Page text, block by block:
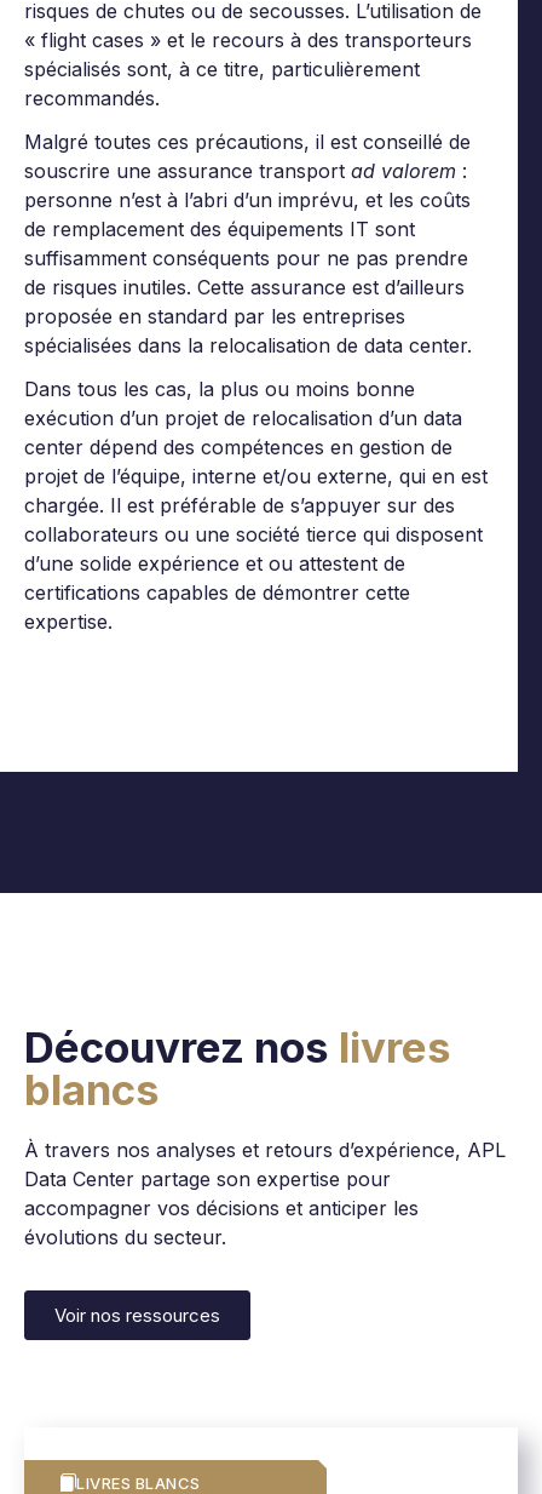
risques de chutes ou de secousses. L’utilisation de
« flight cases » et le recours à des transporteurs
spécialisés sont, à ce titre, particulièrement
recommandés.
Malgré toutes ces précautions, il est conseillé de
souscrire une assurance transport ad valorem :
personne n’est à l’abri d’un imprévu, et les coûts
de remplacement des équipements IT sont
suffisamment conséquents pour ne pas prendre
de risques inutiles. Cette assurance est d’ailleurs
proposée en standard par les entreprises
spécialisées dans la relocalisation de data center.
Dans tous les cas, la plus ou moins bonne
exécution d’un projet de relocalisation d’un data
center dépend des compétences en gestion de
projet de l’équipe, interne et/ou externe, qui en est
chargée. Il est préférable de s’appuyer sur des
collaborateurs ou une société tierce qui disposent
d’une solide expérience et ou attestent de
certifications capables de démontrer cette
expertise.
Découvrez nos livres
blancs
À travers nos analyses et retours d’expérience, APL
Data Center partage son expertise pour
accompagner vos décisions et anticiper les
évolutions du secteur.
Voir nos ressources
LIVRES BLANCS